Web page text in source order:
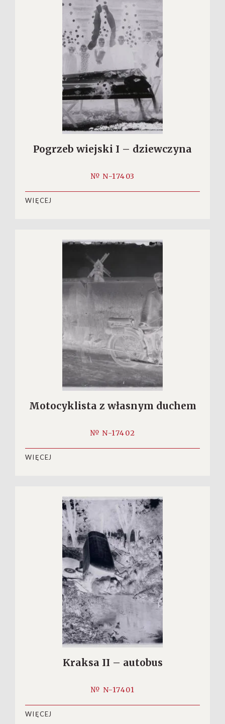
Pogrzeb wiejski I – dziewczyna
№ N-17403
WIĘCEJ
Motocyklista z własnym duchem
№ N-17402
WIĘCEJ
Kraksa II – autobus
№ N-17401
WIĘCEJ